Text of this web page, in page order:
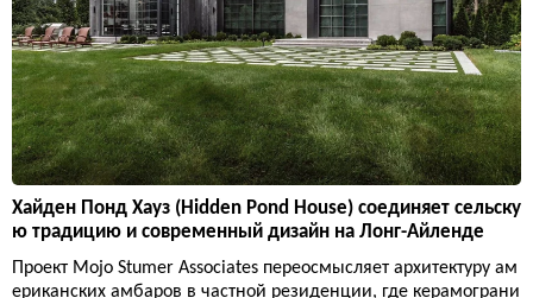
Хайден Понд Хауз (Hidden Pond House) соединяет сельску
ю традицию и современный дизайн на Лонг-Айленде
Проект Mojo Stumer Associates переосмысляет архитектуру ам
ериканских амбаров в частной резиденции, где керамограни